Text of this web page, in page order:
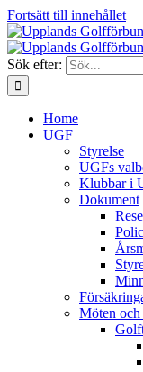
Fortsätt till innehållet
Sök efter:
Home
UGF
Styrelse
UGFs
Klubbar i
Dokument
Möten och